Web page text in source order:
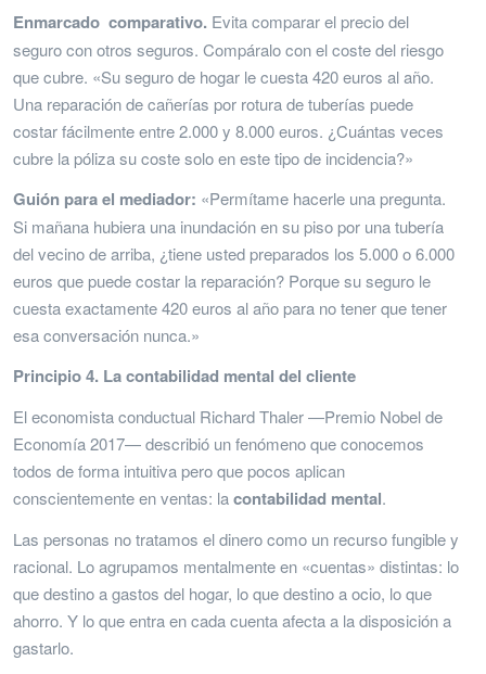
Enmarcado comparativo. Evita comparar el precio del
seguro con otros seguros. Compáralo con el coste del riesgo
que cubre. «Su seguro de hogar le cuesta 420 euros al año.
Una reparación de cañerías por rotura de tuberías puede
costar fácilmente entre 2.000 y 8.000 euros. ¿Cuántas veces
cubre la póliza su coste solo en este tipo de incidencia?»
Guión para el mediador: «Permítame hacerle una pregunta.
Si mañana hubiera una inundación en su piso por una tubería
del vecino de arriba, ¿tiene usted preparados los 5.000 o 6.000
euros que puede costar la reparación? Porque su seguro le
cuesta exactamente 420 euros al año para no tener que tener
esa conversación nunca.»
Principio 4. La contabilidad mental del cliente
El economista conductual Richard Thaler —Premio Nobel de
Economía 2017— describió un fenómeno que conocemos
todos de forma intuitiva pero que pocos aplican
conscientemente en ventas: lacontabilidad mental.
Las personas no tratamos el dinero como un recurso fungible y
racional. Lo agrupamos mentalmente en «cuentas» distintas: lo
que destino a gastos del hogar, lo que destino a ocio, lo que
ahorro. Y lo que entra en cada cuenta afecta a la disposición a
gastarlo.